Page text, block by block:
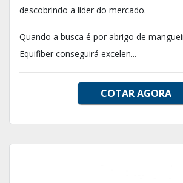
descobrindo a líder do mercado.
Quando a busca é por abrigo de
Equifiber conseguirá excelen...
COTAR AGORA